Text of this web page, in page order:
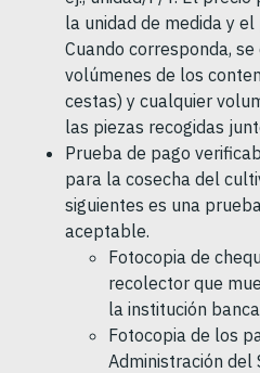
la unidad de medida y
Cuando corresponda,
volúmenes de los
cestas) y cualquier
las piezas recogidas
Prueba de pago
para la cosecha del
siguientes es una
aceptable.
Fotocopia de
recolector que
la institución
Fotocopia de los
Administración del